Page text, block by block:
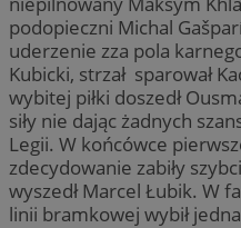
podopieczni Michal
uderzenie zza pola
Kubicki, strzał sparował
wybitej piłki doszedł
siły nie dając żadnych
Legii. W końcówce
zdecydowanie zabiły
wyszedł Marcel Łubik. W
linii bramkowej wybił